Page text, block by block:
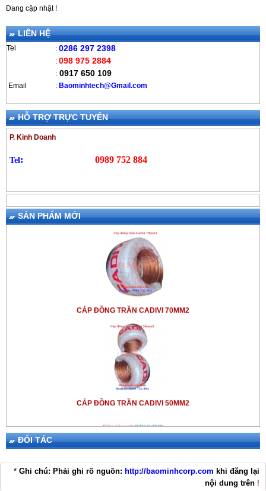
Đang cập nhật !
LIÊN HỆ
Tel : 0286 297 2398
: 098 975 2884
: 0917 650 109
Email : Baominhtech@Gmail.com
HỖ TRỢ TRỰC TUYẾN
P. Kinh Doanh
Tel: 0989 752 884
SẢN PHẨM MỚI
CÁP ĐỒNG TRẦN CADIVI 70MM2
CÁP ĐỒNG TRẦN CADIVI 50MM2
ĐỐI TÁC
* Ghi chú: Phải ghi rõ nguồn: http://baominhcorp.com khi đăng lại
nội dung trên !